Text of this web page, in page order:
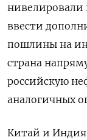
ввести
пошлины на
страна
российскую
аналогичных
Китай и